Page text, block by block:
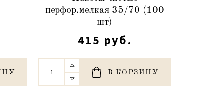
перфор.мелкая 35/70 (100
шт)
415 руб.
В КОРЗИНУ